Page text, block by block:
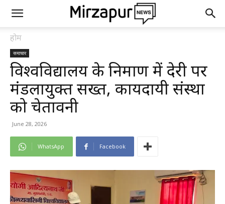
होम
समाचार
विश्वविद्यालय के निर्माण में देरी पर
मंडलायुक्त सख्त, कार्यदायी संस्था
को चेतावनी
June 28, 2026
WhatsApp Facebook